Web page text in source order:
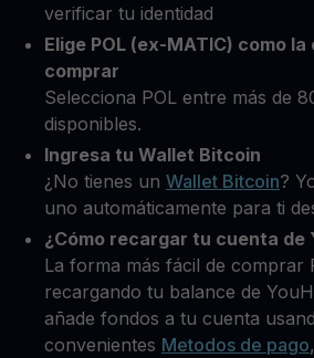
verificar tu identidad
Elige POL (ex-MATIC) como
comprar
Selecciona POL entre más de
disponibles.
Ingresa tu Wallet Bitcoin
¿No tienes un Wallet Bitcoin?
uno automáticamente para ti
¿Cómo recargar tu cuenta de
La forma más fácil de comprar
recargando tu balance de
añade fondos a tu cuenta
convenientes Metodos de pago